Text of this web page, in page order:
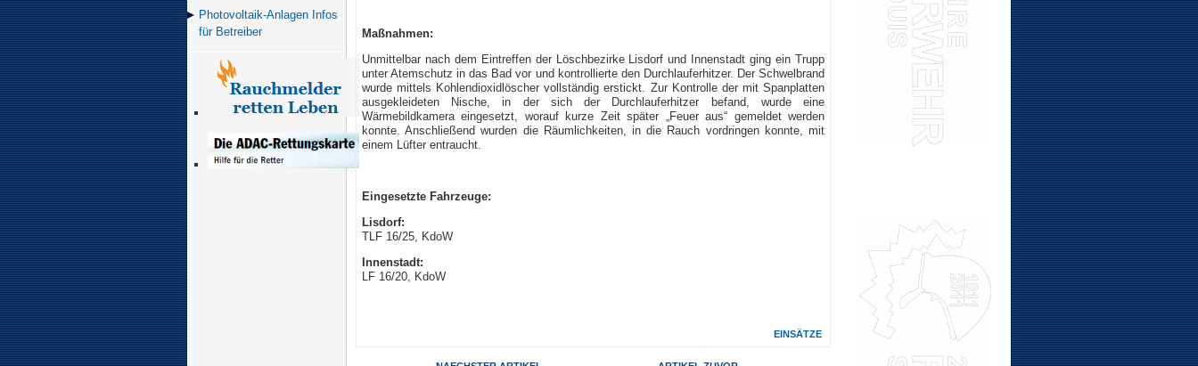
Photovoltaik-Anlagen Infos
für Betreiber
Maßnahmen:
Unmittelbar nach dem Eintreffen der Löschbezirke Lisdorf und Innenstadt ging ein Trupp
unter Atemschutz in das Bad vor und kontrollierte den Durchlauferhitzer. Der Schwelbrand
wurde mittels Kohlendioxidlöscher vollständig erstickt. Zur Kontrolle der mit Spanplatten
ausgekleideten Nische, in der sich der Durchlauferhitzer befand, wurde eine
Wärmebildkamera eingesetzt, worauf kurze Zeit später „Feuer aus“ gemeldet werden
konnte. Anschließend wurden die Räumlichkeiten, in die Rauch vordringen konnte, mit
einem Lüfter entraucht.
Eingesetzte Fahrzeuge:
Lisdorf:
TLF 16/25, KdoW
Innenstadt:
LF 16/20, KdoW
EINSÄTZE